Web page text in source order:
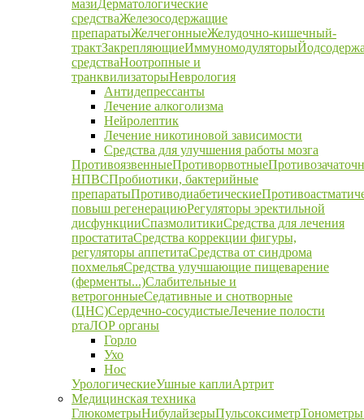
мазиДерматологические
средстваЖелезосодержащие
препаратыЖелчегонныеЖелудочно-кишечный-
трактЗакрепляющиеИммуномодуляторы
средстваНоотропные и
транквилизаторыНеврология
Антидепрессанты
Лечение алкоголизма
Нейролептик
Лечение никотиновой зависимости
Средства для улучшения работы мозга
ПротивоязвенныеПротиворвотные
НПВСПробиотики, бактерийные
препаратыПротиводиабетические
повыш регенерациюРегуляторы эректильной
дисфункцииСпазмолитикиСредства для лечения
простатитаСредства коррекции фигуры,
регуляторы аппетитаСредства от синдрома
похмельяСредства улучшающие пищеварение
(ферменты...)Слабительные и
ветрогонныеСедативные и снотворные
(ЦНС)Сердечно-сосудистыеЛечение полости
ртаЛОР органы
Горло
Ухо
Нос
УрологическиеУшные каплиАртрит
Медицинская техника
ГлюкометрыНибулайзерыПульсоксиметрТонометры